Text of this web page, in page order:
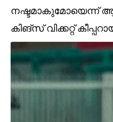
നഷ്ടമാകുമോയെന്ന്
കിങ്‌സ് വിക്കറ്റ്